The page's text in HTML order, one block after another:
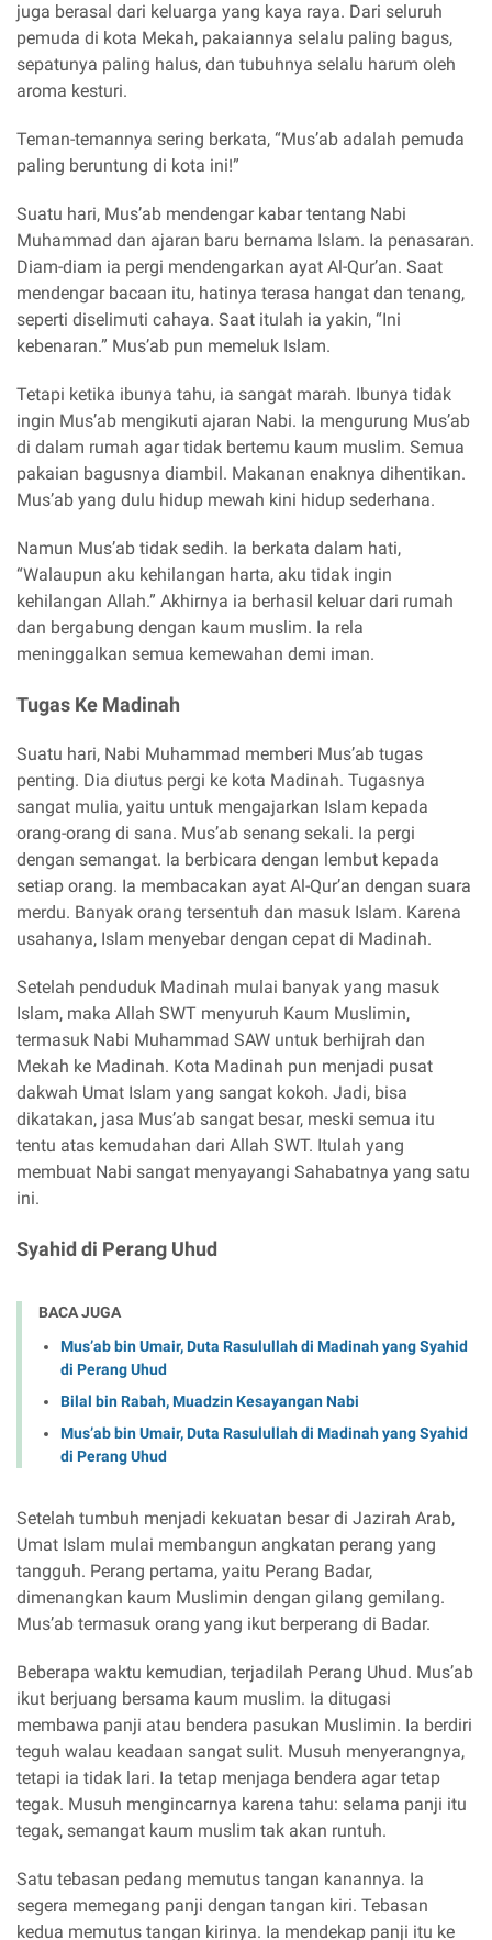
juga berasal dari keluarga yang kaya raya. Dari seluruh
pemuda di kota Mekah, pakaiannya selalu paling bagus,
sepatunya paling halus, dan tubuhnya selalu harum oleh
aroma kesturi.
Teman-temannya sering berkata, “Mus’ab adalah pemuda
paling beruntung di kota ini!”
Suatu hari, Mus’ab mendengar kabar tentang Nabi
Muhammad dan ajaran baru bernama Islam. Ia penasaran.
Diam-diam ia pergi mendengarkan ayat Al-Qur’an. Saat
mendengar bacaan itu, hatinya terasa hangat dan tenang,
seperti diselimuti cahaya. Saat itulah ia yakin, “Ini
kebenaran.” Mus’ab pun memeluk Islam.
Tetapi ketika ibunya tahu, ia sangat marah. Ibunya tidak
ingin Mus’ab mengikuti ajaran Nabi. Ia mengurung Mus’ab
di dalam rumah agar tidak bertemu kaum muslim. Semua
pakaian bagusnya diambil. Makanan enaknya dihentikan.
Mus’ab yang dulu hidup mewah kini hidup sederhana.
Namun Mus’ab tidak sedih. Ia berkata dalam hati,
“Walaupun aku kehilangan harta, aku tidak ingin
kehilangan Allah.” Akhirnya ia berhasil keluar dari rumah
dan bergabung dengan kaum muslim. Ia rela
meninggalkan semua kemewahan demi iman.
Tugas Ke Madinah
Suatu hari, Nabi Muhammad memberi Mus’ab tugas
penting. Dia diutus pergi ke kota Madinah. Tugasnya
sangat mulia, yaitu untuk mengajarkan Islam kepada
orang-orang di sana. Mus’ab senang sekali. Ia pergi
dengan semangat. Ia berbicara dengan lembut kepada
setiap orang. Ia membacakan ayat Al-Qur’an dengan suara
merdu. Banyak orang tersentuh dan masuk Islam. Karena
usahanya, Islam menyebar dengan cepat di Madinah.
Setelah penduduk Madinah mulai banyak yang masuk
Islam, maka Allah SWT menyuruh Kaum Muslimin,
termasuk Nabi Muhammad SAW untuk berhijrah dan
Mekah ke Madinah. Kota Madinah pun menjadi pusat
dakwah Umat Islam yang sangat kokoh. Jadi, bisa
dikatakan, jasa Mus’ab sangat besar, meski semua itu
tentu atas kemudahan dari Allah SWT. Itulah yang
membuat Nabi sangat menyayangi Sahabatnya yang satu
ini.
Syahid di Perang Uhud
BACA JUGA
Mus’ab bin Umair, Duta Rasulullah di Madinah yang Syahid
di Perang Uhud
Bilal bin Rabah, Muadzin Kesayangan Nabi
Mus’ab bin Umair, Duta Rasulullah di Madinah yang Syahid
di Perang Uhud
Setelah tumbuh menjadi kekuatan besar di Jazirah Arab,
Umat Islam mulai membangun angkatan perang yang
tangguh. Perang pertama, yaitu Perang Badar,
dimenangkan kaum Muslimin dengan gilang gemilang.
Mus’ab termasuk orang yang ikut berperang di Badar.
Beberapa waktu kemudian, terjadilah Perang Uhud. Mus’ab
ikut berjuang bersama kaum muslim. Ia ditugasi
membawa panji atau bendera pasukan Muslimin. Ia berdiri
teguh walau keadaan sangat sulit. Musuh menyerangnya,
tetapi ia tidak lari. Ia tetap menjaga bendera agar tetap
tegak. Musuh mengincarnya karena tahu: selama panji itu
tegak, semangat kaum muslim tak akan runtuh.
Satu tebasan pedang memutus tangan kanannya. Ia
segera memegang panji dengan tangan kiri. Tebasan
kedua memutus tangan kirinya. Ia mendekap panji itu ke